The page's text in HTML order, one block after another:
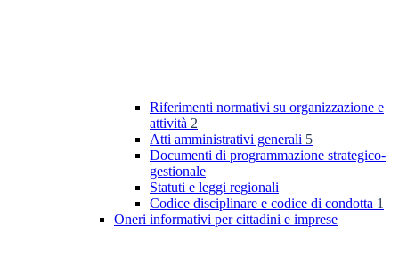
Riferimenti normativi su organizzazione e
attività 2
Atti amministrativi generali 5
Documenti di programmazione strategico-
gestionale
Statuti e leggi regionali
Codice disciplinare e codice di condotta 1
Oneri informativi per cittadini e imprese